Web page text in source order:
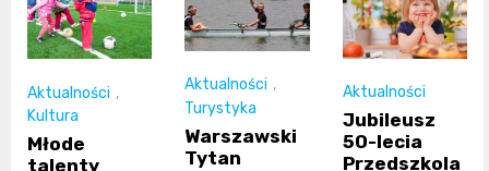
Aktualności ,
Kultura
Młode
talenty
Aktualności ,
Turystyka
Warszawski
Tytan
Aktualności
Jubileusz
50-lecia
Przedszkola